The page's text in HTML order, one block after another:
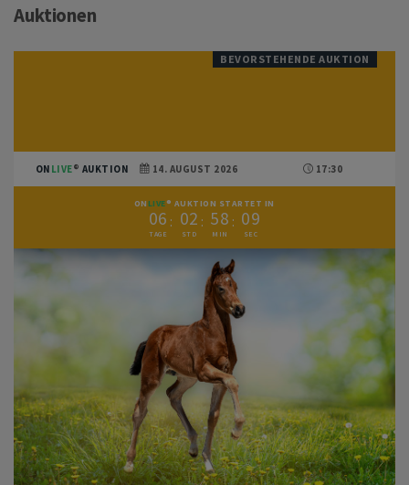
Auktionen
BEVORSTEHENDE AUKTION
ON LIVE AUKTION 14. AUGUST 2026 17:30
ONLIVE AUKTION STARTET IN
06 02 58 09